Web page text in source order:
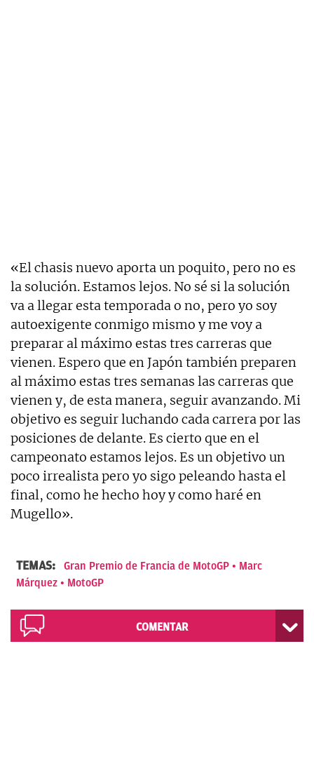
«El chasis nuevo aporta un poquito, pero no es
la solución. Estamos lejos. No sé si la solución
va a llegar esta temporada o no, pero yo soy
autoexigente conmigo mismo y me voy a
preparar al máximo estas tres carreras que
vienen. Espero que en Japón también preparen
al máximo estas tres semanas las carreras que
vienen y, de esta manera, seguir avanzando. Mi
objetivo es seguir luchando cada carrera por las
posiciones de delante. Es cierto que en el
campeonato estamos lejos. Es un objetivo un
poco irrealista pero yo sigo peleando hasta el
final, como he hecho hoy y como haré en
Mugello».
TEMAS: Gran Premio de Francia de MotoGP
Marc
Márquez
MotoGP
COMENTAR